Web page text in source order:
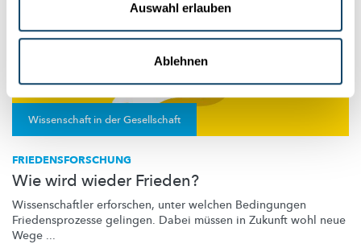
Auswahl erlauben
Ablehnen
Wissenschaft in der Gesellschaft
FRIEDENSFORSCHUNG
Wie wird wieder Frieden?
Wissenschaftler erforschen, unter welchen Bedingungen
Friedensprozesse gelingen. Dabei müssen in Zukunft wohl neue
Wege ...